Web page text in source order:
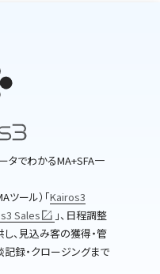
タでわかるMA+SFA一
ツール）｢Kairos3
Sales
｣、日程調整
し、見込み客の獲得・管
録・クロージングまで